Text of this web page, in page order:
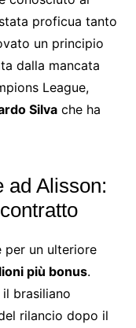
proficua tanto
un principio
dalla mancata
League,
Silvache ha
ad Alisson:
per un ulteriore
più bonus.
brasiliano
rilancio dopo il